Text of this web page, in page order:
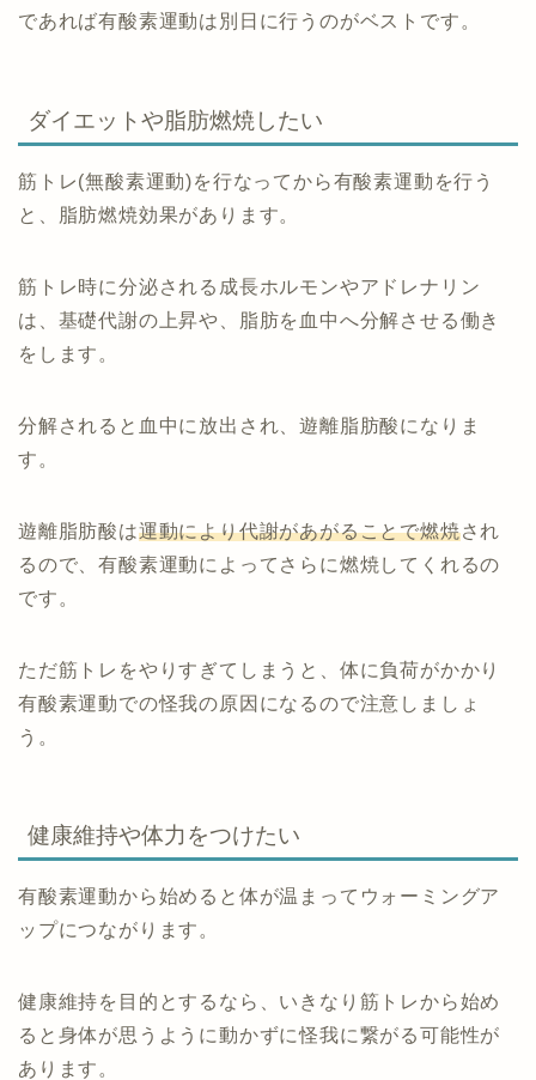
であれば有酸素運動は別日に行うのがベストです。
ダイエットや脂肪燃焼したい
筋トレ(無酸素運動)を行なってから有酸素運動を行う
と、脂肪燃焼効果があります。
筋トレ時に分泌される成長ホルモンやアドレナリン
は、基礎代謝の上昇や、脂肪を血中へ分解させる働き
をします。
分解されると血中に放出され、遊離脂肪酸になりま
す。
遊離脂肪酸は運動により代謝があがることで燃焼され
るので、有酸素運動によってさらに燃焼してくれるの
です。
ただ筋トレをやりすぎてしまうと、体に負荷がかかり
有酸素運動での怪我の原因になるので注意しましょ
う。
健康維持や体力をつけたい
有酸素運動から始めると体が温まってウォーミングア
ップにつながります。
健康維持を目的とするなら、いきなり筋トレから始め
ると身体が思うように動かずに怪我に繋がる可能性が
あります。